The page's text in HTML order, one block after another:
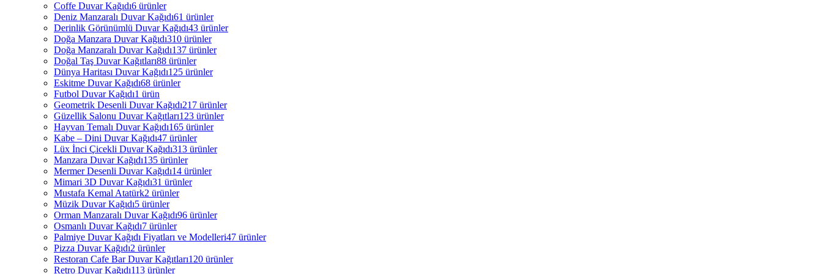
Coffe Duvar Kağıdı6 ürünler
Deniz Manzaralı Duvar Kağıdı61 ürünler
Derinlik Görünümlü Duvar Kağıdı43 ürünler
Doğa Manzara Duvar Kağıdı310 ürünler
Doğa Manzaralı Duvar Kağıdı137 ürünler
Doğal Taş Duvar Kağıtları88 ürünler
Dünya Haritası Duvar Kağıdı125 ürünler
Eskitme Duvar Kağıdı68 ürünler
Futbol Duvar Kağıdı1 ürün
Geometrik Desenli Duvar Kağıdı217 ürünler
Güzellik Salonu Duvar Kağıtları123 ürünler
Hayvan Temalı Duvar Kağıdı165 ürünler
Kabe – Dini Duvar Kağıdı47 ürünler
Lüx İnci Çicekli Duvar Kağıdı313 ürünler
Manzara Duvar Kağıdı135 ürünler
Mermer Desenli Duvar Kağıdı14 ürünler
Mimari 3D Duvar Kağıdı31 ürünler
Mustafa Kemal Atatürk2 ürünler
Müzik Duvar Kağıdı5 ürünler
Orman Manzaralı Duvar Kağıdı96 ürünler
Osmanlı Duvar Kağıdı7 ürünler
Palmiye Duvar Kağıdı Fiyatları ve Modelleri47 ürünler
Pizza Duvar Kağıdı2 ürünler
Restoran Cafe Bar Duvar Kağıtları120 ürünler
Retro Duvar Kağıdı113 ürünler